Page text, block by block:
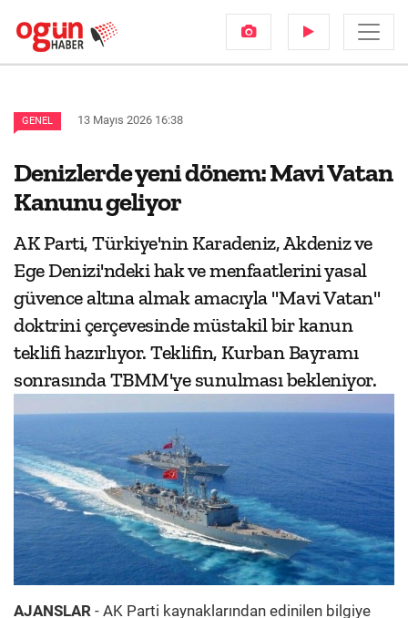
GENEL 13 Mayıs 2026 16:38
Denizlerde yeni dönem: Mavi Vatan
Kanunu geliyor
AK Parti, Türkiye'nin Karadeniz, Akdeniz ve
Ege Denizi'ndeki hak ve menfaatlerini yasal
güvence altına almak amacıyla "Mavi Vatan"
doktrini çerçevesinde müstakil bir kanun
teklifi hazırlıyor. Teklifin, Kurban Bayramı
sonrasında TBMM'ye sunulması bekleniyor.
AJANSLAR - AK Parti kaynaklarından edinilen bilgiye